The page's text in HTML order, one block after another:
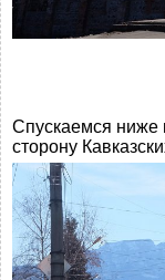
Спускаемся ниже
сторону